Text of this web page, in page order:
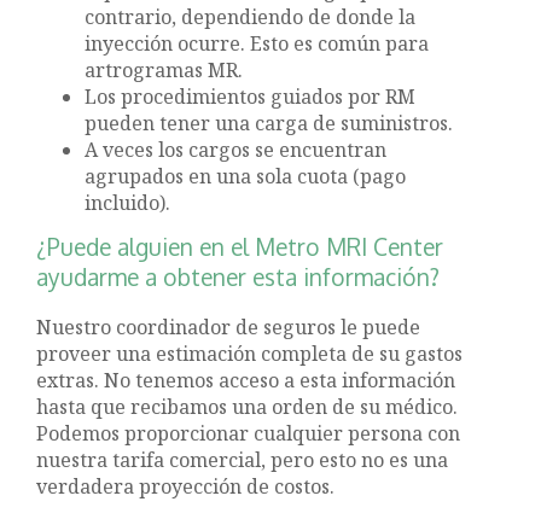
contrario, dependiendo de donde la
inyección ocurre. Esto es común para
artrogramas MR.
Los procedimientos guiados por RM
pueden tener una carga de suministros.
A veces los cargos se encuentran
agrupados en una sola cuota (pago
incluido).
¿Puede alguien en el Metro MRI Center
ayudarme a obtener esta información?
Nuestro coordinador de seguros le puede
proveer una estimación completa de su gastos
extras. No tenemos acceso a esta información
hasta que recibamos una orden de su médico.
Podemos proporcionar cualquier persona con
nuestra tarifa comercial, pero esto no es una
verdadera proyección de costos.